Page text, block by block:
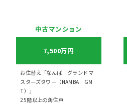
中古マンション
7,500万円
お住替え「なんば グランドマ
スターズタワー（NAMBA GM
T）」
25階以上の角住戸